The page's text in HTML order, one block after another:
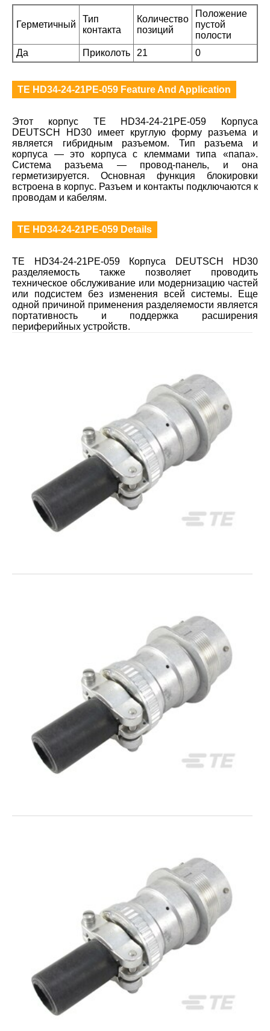
Герметичный
Тип
контакта
Количество
позиций
Положение
пустой
полости
Да
Приколоть 21 0
TE HD34-24-21PE-059 Feature And Application
Этот корпус TE HD34-24-21PE-059 Корпуса
DEUTSCH HD30 имеет круглую форму разъема и
является гибридным разъемом. Тип разъема и
корпуса — это корпуса с клеммами типа «папа».
Система разъема — провод-панель, и она
герметизируется. Основная функция блокировки
встроена в корпус. Разъем и контакты подключаются к
проводам и кабелям.
TE HD34-24-21PE-059 Details
TE HD34-24-21PE-059 Корпуса DEUTSCH HD30
разделяемость также позволяет проводить
техническое обслуживание или модернизацию частей
или подсистем без изменения всей системы. Еще
одной причиной применения разделяемости является
портативность и поддержка расширения
периферийных устройств.